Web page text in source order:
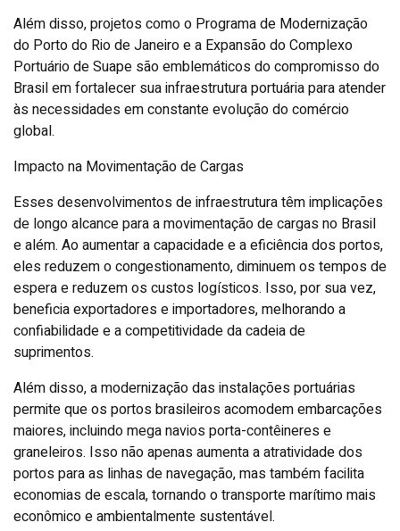
Além disso, projetos como o Programa de Modernização
do Porto do Rio de Janeiro e a Expansão do Complexo
Portuário de Suape são emblemáticos do compromisso do
Brasil em fortalecer sua infraestrutura portuária para atender
às necessidades em constante evolução do comércio
global.
Impacto na Movimentação de Cargas
Esses desenvolvimentos de infraestrutura têm implicações
de longo alcance para a movimentação de cargas no Brasil
e além. Ao aumentar a capacidade e a eficiência dos portos,
eles reduzem o congestionamento, diminuem os tempos de
espera e reduzem os custos logísticos. Isso, por sua vez,
beneficia exportadores e importadores, melhorando a
confiabilidade e a competitividade da cadeia de
suprimentos.
Além disso, a modernização das instalações portuárias
permite que os portos brasileiros acomodem embarcações
maiores, incluindo mega navios porta-contêineres e
graneleiros. Isso não apenas aumenta a atratividade dos
portos para as linhas de navegação, mas também facilita
economias de escala, tornando o transporte marítimo mais
econômico e ambientalmente sustentável.